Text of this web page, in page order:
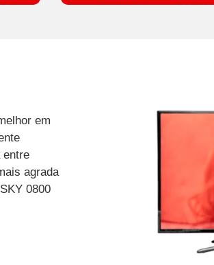
em
entre
agrada
0800